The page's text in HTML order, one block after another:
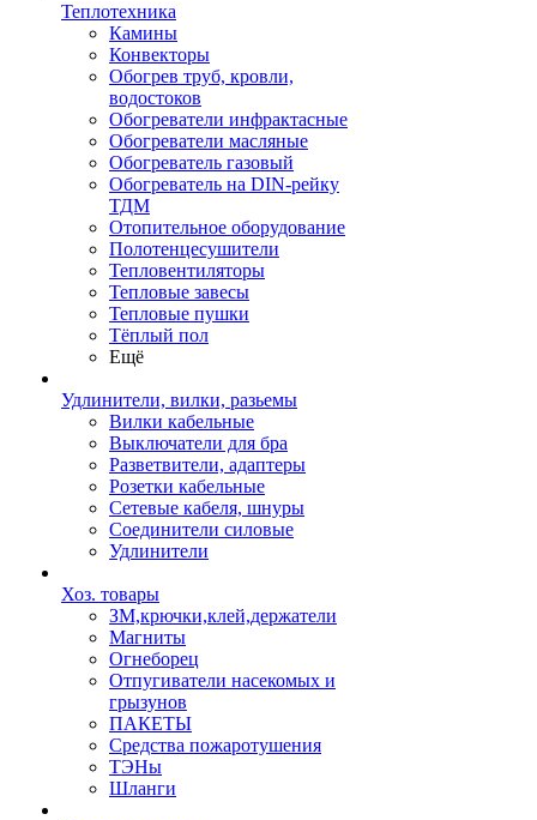
Теплотехника
Камины
Конвекторы
Обогрев труб, кровли,
водостоков
Обогреватели инфрактасные
Обогреватели масляные
Обогреватель газовый
Обогреватель на DIN-рейку
ТДМ
Отопительное оборудование
Полотенцесушители
Тепловентиляторы
Тепловые завесы
Тепловые пушки
Тёплый пол
Ещё
Удлинители, вилки, разьемы
Вилки кабельные
Выключатели для бра
Разветвители, адаптеры
Розетки кабельные
Сетевые кабеля, шнуры
Соединители силовые
Удлинители
Хоз. товары
ЗМ,крючки,клей,держатели
Магниты
Огнеборец
Отпугиватели насекомых и
грызунов
ПАКЕТЫ
Средства пожаротушения
ТЭНы
Шланги